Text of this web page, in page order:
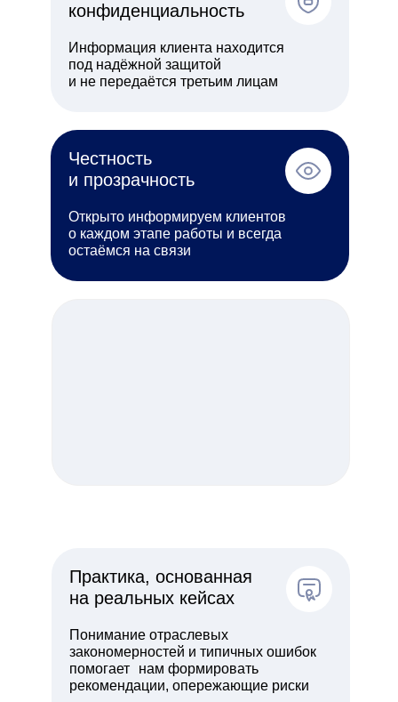
конфиденциальность
Информация клиента находится
под надёжной защитой
и не передаётся третьим лицам
Практика, основанная
на реальных кейсах
Понимание отраслевых
закономерностей и типичных ошибок
помогает нам формировать
рекомендации, опережающие риски
Честность
и прозрачность
Открыто информируем клиентов
о каждом этапе работы и всегда
остаёмся на связи